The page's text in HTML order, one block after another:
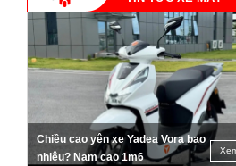
Chiều cao yên xe Yadea Vora bao
nhiêu? Nam cao 1m6